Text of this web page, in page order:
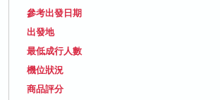
參考出發日期
出發地
最低成行人數
機位狀況
商品評分